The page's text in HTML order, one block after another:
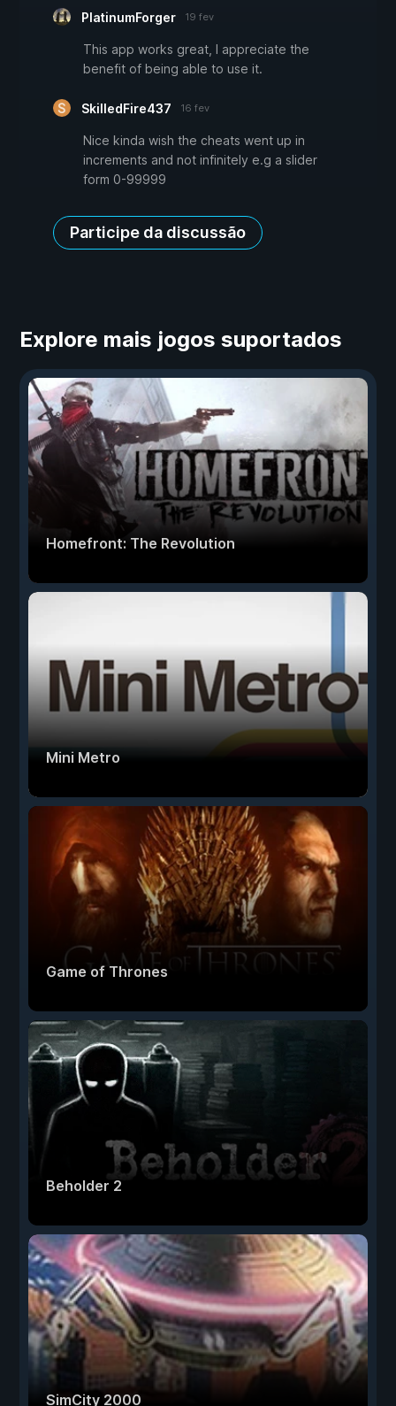
PlatinumForger 19 fev
This app works great, I appreciate the
benefit of being able to use it.
SkilledFire437 16 fev
Nice kinda wish the cheats went up in
increments and not infinitely e.g a slider
form 0-99999
Participe da discussão
Explore mais jogos suportados
Homefront: The Revolution
Mini Metro
Game of Thrones
Beholder 2
SimCity 2000